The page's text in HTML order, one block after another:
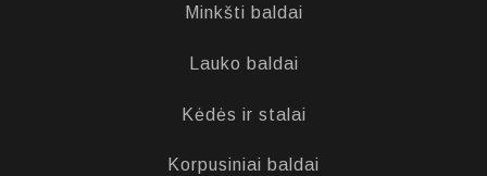
Minkšti baldai
Lauko baldai
Kėdės ir stalai
Korpusiniai baldai